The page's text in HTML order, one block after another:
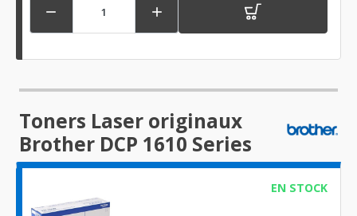
 
Toners Laser originaux
Brother DCP 1610 Series
EN STOCK